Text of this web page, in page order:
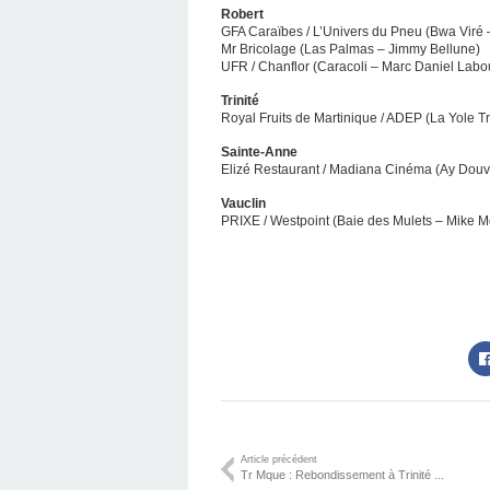
Robert
GFA Caraïbes / L’Univers du Pneu (Bwa
Mr Bricolage (Las Palmas – Jimmy Bellune)
UFR / Chanflor (Caracoli – Marc Daniel
Trinité
Royal Fruits de Martinique / ADEP (La Yole
Sainte-Anne
Elizé Restaurant / Madiana Cinéma (Ay
Vauclin
PRIXE / Westpoint (Baie des Mulets – Mike
Article précédent
Tr Mque : Rebondissement à Trinité ...